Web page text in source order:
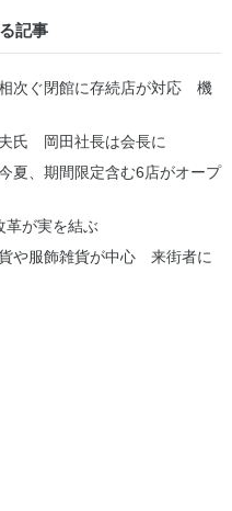
記事
次ぐ閉館に存続店が対応 機
氏 岡田社長は会長に
夏、期間限定含む6店がオープ
が実を結ぶ
や服飾雑貨が中心 来街者に